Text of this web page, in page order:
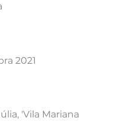
2021
'Vila Mariana